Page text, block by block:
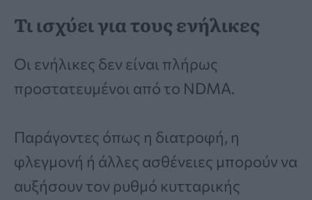
Τι ισχύει για τους ενήλικες
Οι ενήλικες δεν είναι πλήρως
προστατευμένοι από το NDMA.
Παράγοντες όπως η διατροφή, η
φλεγμονή ή άλλες ασθένειες μπορούν να
αυξήσουν τον ρυθμό κυτταρικής